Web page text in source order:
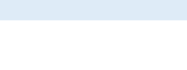
交通費：上限50,000円まで支給